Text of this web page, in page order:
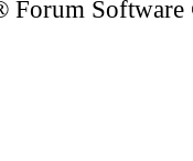
Forum